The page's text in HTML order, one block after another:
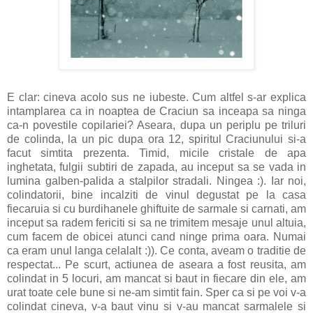
E clar: cineva acolo sus ne iubeste. Cum altfel s-ar explica
intamplarea ca in noaptea de Craciun sa inceapa sa ninga
ca-n povestile copilariei? Aseara, dupa un periplu pe triluri
de colinda, la un pic dupa ora 12, spiritul Craciunului si-a
facut simtita prezenta. Timid, micile cristale de apa
inghetata, fulgii subtiri de zapada, au inceput sa se vada in
lumina galben-palida a stalpilor stradali. Ningea :). Iar noi,
colindatorii, bine incalziti de vinul degustat pe la casa
fiecaruia si cu burdihanele ghiftuite de sarmale si carnati, am
inceput sa radem fericiti si sa ne trimitem mesaje unul altuia,
cum facem de obicei atunci cand ninge prima oara. Numai
ca eram unul langa celalalt :)). Ce conta, aveam o traditie de
respectat... Pe scurt, actiunea de aseara a fost reusita, am
colindat in 5 locuri, am mancat si baut in fiecare din ele, am
urat toate cele bune si ne-am simtit fain. Sper ca si pe voi v-a
colindat cineva, v-a baut vinu si v-au mancat sarmalele si